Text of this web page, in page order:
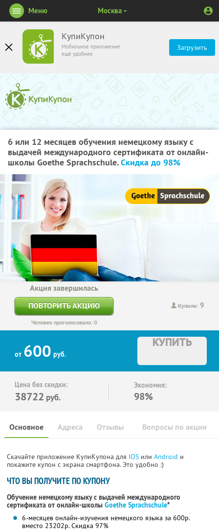
КупиКупон
Мобильное приложение
ещё удобнее
Загрузить
Меню Москва
6 или 12 месяцев обучения немецкому языку с
выдачей международного сертификата от онлайн-
школы Goethe Sprachschule.Скидка до 98%
Купили:9
Акция завершилась
ПОВТОРИТЬ АКЦИЮ
Человек проголосовало: 0
от 600 руб.
КУПИТЬ
Цена без скидки:
38722 руб.
Экономия:
98%
Основное Отзывы Вопросы по акции
Адреса
Скачайте приложение КупиКупона для IOS или Android и
покажите купон с экрана смартфона. Это удобно :)
ЧТО ВЫ ПОЛУЧИТЕ ПО КУПОНУ
Обучение немецкому языку с выдачей международного
сертификата от онлайн-школы Goethe Sprachschule*
6-месяцев онлайн-изучения немецкого языка за 600р.
вместо 23202р.Скидка 97%